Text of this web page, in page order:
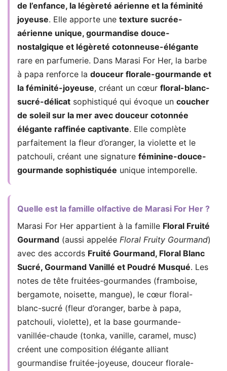
de l’enfance, la légèreté aérienne et la féminité
joyeuse. Elle apporte une texture sucrée-
aérienne unique, gourmandise douce-
nostalgique et légèreté cotonneuse-élégante
rare en parfumerie. Dans Marasi For Her, la barbe
à papa renforce la douceur florale-gourmande et
la féminité-joyeuse, créant un cœur floral-blanc-
sucré-délicat sophistiqué qui évoque un coucher
de soleil sur la mer avec douceur cotonnée
élégante raffinée captivante. Elle complète
parfaitement la fleur d’oranger, la violette et le
patchouli, créant une signature féminine-douce-
gourmande sophistiquée unique intemporelle.
Quelle est la famille olfactive de Marasi For Her ?
Marasi For Her appartient à la famille Floral Fruité
Gourmand (aussi appelée Floral Fruity Gourmand)
avec des accords Fruité Gourmand, Floral Blanc
Sucré, Gourmand Vanillé et Poudré Musqué. Les
notes de tête fruitées-gourmandes (framboise,
bergamote, noisette, mangue), le cœur floral-
blanc-sucré (fleur d’oranger, barbe à papa,
patchouli, violette), et la base gourmande-
vanillée-chaude (tonka, vanille, caramel, musc)
créent une composition élégante alliant
gourmandise fruitée-joyeuse, douceur florale-